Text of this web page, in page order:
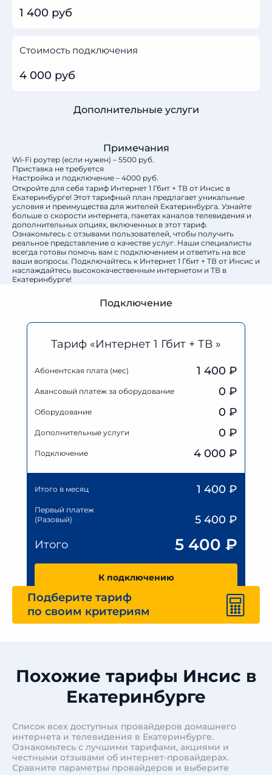
1 400 руб
Стоимость подключения
4 000 руб
Дополнительные услуги
Примечания
Wi-Fi роутер (если нужен) – 5500 руб.
Приставка не требуется
Настройка и подключение – 4000 руб.
Откройте для себя тариф Интернет 1 Гбит + ТВ от Инсис в
Екатеринбурге! Этот тарифный план предлагает уникальные
условия и преимущества для жителей Екатеринбурга. Узнайте
больше о скорости интернета, пакетах каналов телевидения и
дополнительных опциях, включенных в этот тариф.
Ознакомьтесь с отзывами пользователей, чтобы получить
реальное представление о качестве услуг. Наши специалисты
всегда готовы помочь вам с подключением и ответить на все
ваши вопросы. Подключайтесь к Интернет 1 Гбит + ТВ от Инсис и
наслаждайтесь высококачественным интернетом и ТВ в
Екатеринбурге!
Подключение
Тариф «Интернет 1 Гбит + ТВ »
Абонентская плата (мес) 1 400 ₽
Авансовый платеж за оборудование 0 ₽
Оборудование 0 ₽
Дополнительные услуги 0 ₽
Подключение 4 000 ₽
Итого в месяц 1 400 ₽
Первый платеж
(Разовый)
5 400 ₽
Итого
5 400 ₽
К подключению
Подберите тариф
по своим критериям
Похожие тарифы Инсис в
Екатеринбурге
Список всех доступных провайдеров домашнего
интернета и телевидения в Екатеринбурге.
Ознакомьтесь с лучшими тарифами, акциями и
честными отзывами об интернет-провайдерах.
Сравните параметры провайдеров и выберите